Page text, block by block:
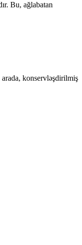
Bu, ağlabatan
konservləşdirilmiş